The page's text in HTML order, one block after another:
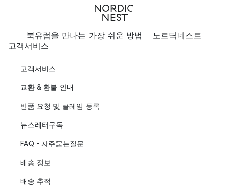
북유럽을 만나는 가장 쉬운 방법 - 노르딕네스트
고객서비스
고객서비스
교환 & 환불 안내
반품 요청 및 클레임 등록
뉴스레터구독
FAQ - 자주묻는질문
배송 정보
배송 추적